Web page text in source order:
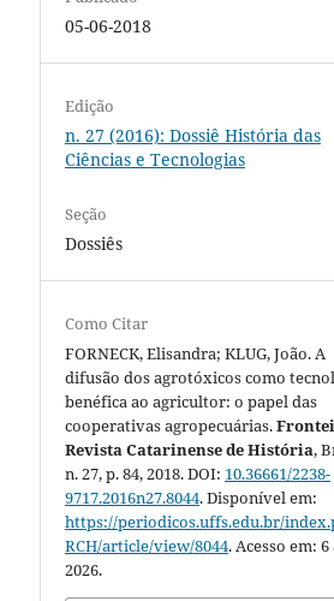
05-06-2018
Edição
n. 27 (2016): Dossiê História das
Ciências e Tecnologias
Seção
Dossiês
Como Citar
FORNECK, Elisandra; KLUG, João. A
difusão dos agrotóxicos como
benéfica ao agricultor: o papel das
cooperativas agropecuárias.
Revista Catarinense de História,
n. 27, p. 84, 2018. DOI: 10.36661/2238-
9717.2016n27.8044. Disponível em:
https://periodicos.uffs.edu.br/
RCH/article/view/8044. Acesso em: 6
2026.